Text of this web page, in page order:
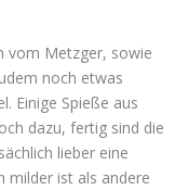
vom Metzger, sowie
noch etwas
Einige Spieße aus
dazu, fertig sind die
lieber eine
milder ist als andere